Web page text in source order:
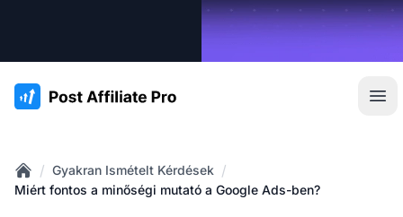
:site.title
Home
/ Gyakran Ismételt Kérdések /
Miért fontos a minőségi mutató a Google Ads-ben?